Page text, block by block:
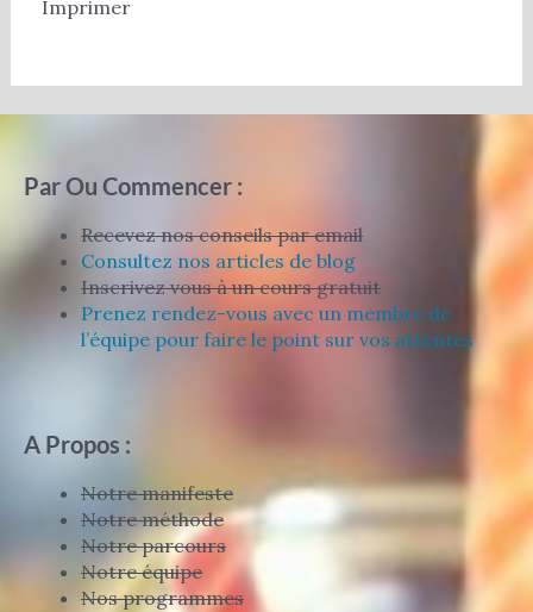
Imprimer
Par Ou Commencer :
Recevez nos conseils par email
Consultez nos articles de blog
Inscrivez vous à un cours gratuit
Prenez rendez-vous avec un membre de
l’équipe pour faire le point sur vos attentes
A Propos :
Notre manifeste
Notre méthode
Notre parcours
Notre équipe
Nos programmes